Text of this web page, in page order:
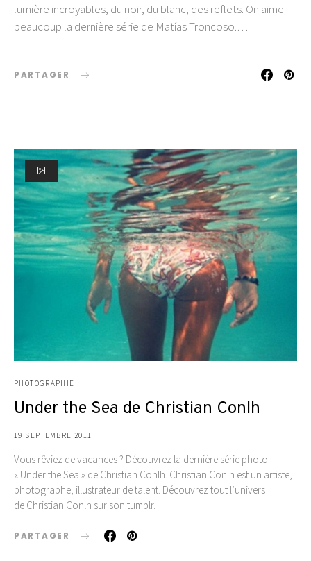
lumière incroyables, du noir, du blanc, des reflets. On aime
beaucoup la dernière série de Matías Troncoso.…
PARTAGER
PHOTOGRAPHIE
Under the Sea de Christian Conlh
19 SEPTEMBRE 2011
Vous rêviez de vacances ? Découvrez la dernière série photo
« Under the Sea » de Christian Conlh. Christian Conlh est un artiste,
photographe, illustrateur de talent. Découvrez tout l’univers
de Christian Conlh sur son tumblr.
PARTAGER